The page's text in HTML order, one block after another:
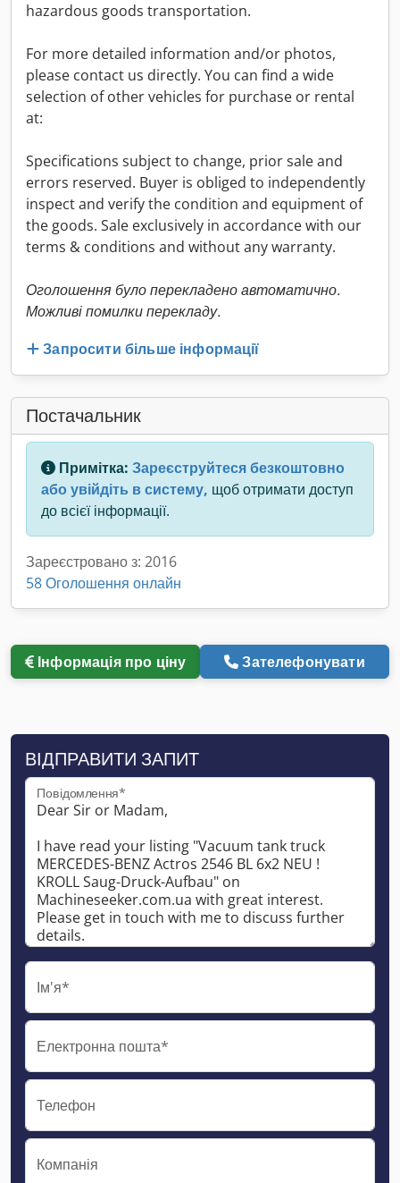
hazardous goods transportation.
For more detailed information and/or photos,
please contact us directly. You can find a wide
selection of other vehicles for purchase or rental
at:
Specifications subject to change, prior sale and
errors reserved. Buyer is obliged to independently
inspect and verify the condition and equipment of
the goods. Sale exclusively in accordance with our
terms & conditions and without any warranty.
Оголошення було перекладено автоматично.
Можливі помилки перекладу.
Запросити більше інформації
Постачальник
Примітка: Зареєструйтеся безкоштовно
або увійдіть в систему, щоб отримати доступ
до всієї інформації.
Зареєстровано з: 2016
58 Оголошення онлайн
Інформація про ціну Зателефонувати
ВІДПРАВИТИ ЗАПИТ
Повідомлення*
Ім'я*
Електронна пошта*
Телефон
Компанія